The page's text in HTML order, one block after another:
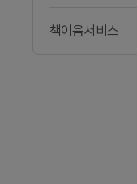
책이음서비스